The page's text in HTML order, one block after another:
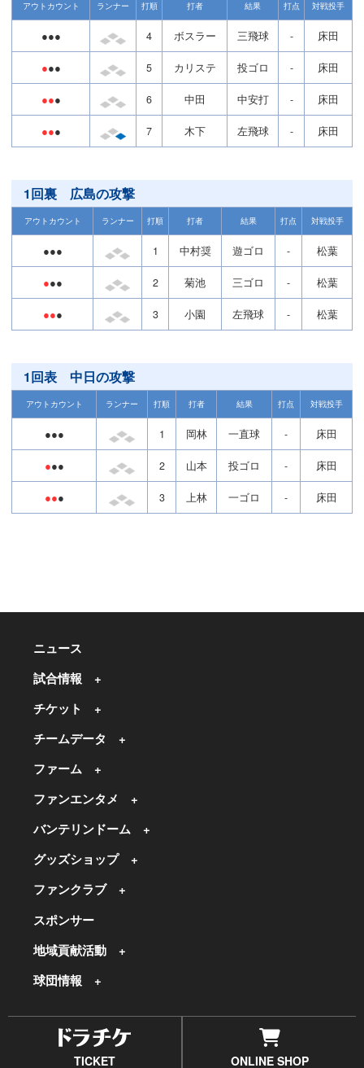
アウトカウント ランナー 打順 打者 結果 打点 対戦投手
●●● 4 ボスラー 三飛球 - 床田
●●● 5 カリステ 投ゴロ - 床田
●●● 6 中田 中安打 - 床田
●●● 7 木下 左飛球 - 床田
1回裏 広島の攻撃
アウトカウント ランナー 打順 打者 結果 打点 対戦投手
●●● 1 中村奨 遊ゴロ - 松葉
●●● 2 菊池 三ゴロ - 松葉
●●● 3 小園 左飛球 - 松葉
1回表 中日の攻撃
アウトカウント ランナー 打順 打者 結果 打点 対戦投手
●●● 1 岡林 一直球 - 床田
●●● 2 山本 投ゴロ - 床田
●●● 3 上林 一ゴロ - 床田
ニュース
試合情報
チケット
チームデータ
ファーム
ファンエンタメ
バンテリンドーム
グッズショップ
ファンクラブ
スポンサー
地域貢献活動
球団情報
TICKET ONLINE SHOP